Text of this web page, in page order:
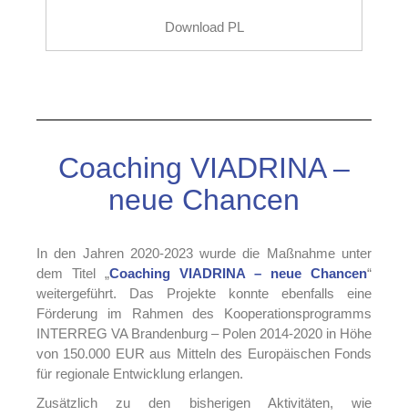
Download PL
Coaching VIADRINA –
neue Chancen
In den Jahren 2020-2023 wurde die Maßnahme unter
dem Titel „Coaching VIADRINA – neue Chancen“
weitergeführt. Das Projekte konnte ebenfalls eine
Förderung im Rahmen des Kooperationsprogramms
INTERREG VA Brandenburg – Polen 2014-2020 in Höhe
von 150.000 EUR aus Mitteln des Europäischen Fonds
für regionale Entwicklung erlangen.
Zusätzlich zu den bisherigen Aktivitäten, wie